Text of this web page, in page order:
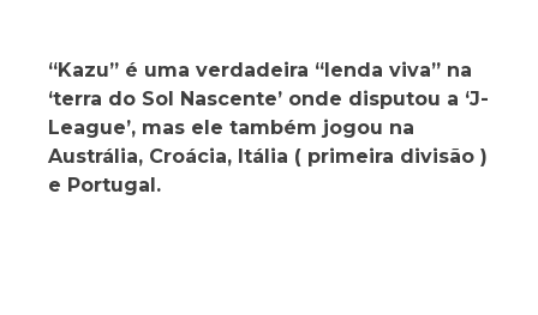
“Kazu” é uma verdadeira “lenda viva” na
‘terra do Sol Nascente’ onde disputou a ‘J-
League’, mas ele também jogou na
Austrália, Croácia, Itália ( primeira divisão )
e Portugal.